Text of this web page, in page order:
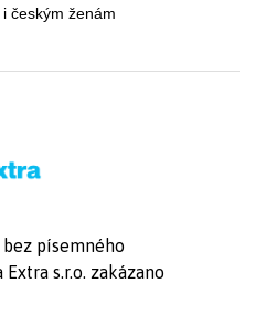
českým ženám
písemného
s.r.o. zakázano